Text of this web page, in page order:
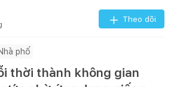
Theo dõi
phố
thời thành không gian